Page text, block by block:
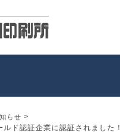
らせ >
ド認証企業に認証されました！